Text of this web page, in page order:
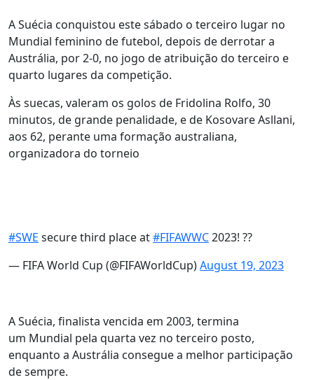
A Suécia conquistou este sábado o terceiro lugar no
Mundial feminino de futebol, depois de derrotar a
Austrália, por 2-0, no jogo de atribuição do terceiro e
quarto lugares da competição.
Às suecas, valeram os golos de Fridolina Rolfo, 30
minutos, de grande penalidade, e de Kosovare Asllani,
aos 62, perante uma formação australiana,
organizadora do torneio
#SWE secure third place at#FIFAWWC2023! ??
— FIFA World Cup (@FIFAWorldCup)August 19, 2023
A Suécia, finalista vencida em 2003, termina
um Mundial pela quarta vez no terceiro posto,
enquanto a Austrália consegue a melhor participação
de sempre.